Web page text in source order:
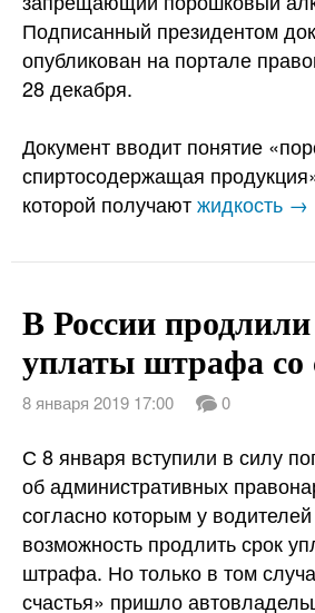
Подписанный президентом
опубликован на портале
28 декабря.
Документ вводит понятие
спиртосодержащая
которой получаютжидкость →
В России
уплаты штрафа со
8 января 2019 17:00 0
С 8 января вступили в силу
об административных
согласно которым у
возможность продлить срок
штрафа. Но только в том
счастья» пришло